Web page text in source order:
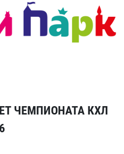
ЧЕМПИОНАТА КХЛ